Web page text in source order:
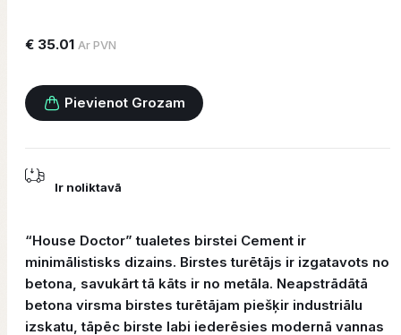
€ 35.01 Ar PVN
Pievienot Grozam
Ir noliktavā
“House Doctor” tualetes birstei Cement ir
minimālistisks dizains. Birstes turētājs ir izgatavots no
betona, savukārt tā kāts ir no metāla. Neapstrādātā
betona virsma birstes turētājam piešķir industriālu
izskatu, tāpēc birste labi iederēsies modernā vannas